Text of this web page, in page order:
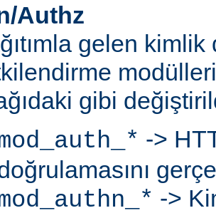
Authz
gelen
gibi
->
->